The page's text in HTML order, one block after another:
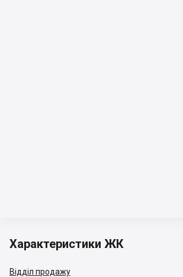
Характеристики ЖК
Відділ продажу